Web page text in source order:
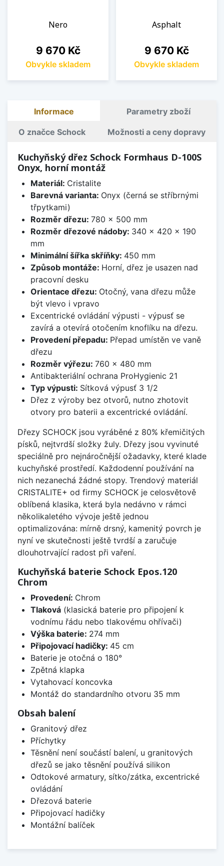
Nero
Cena
9 670 Kč
Obvykle skladem
Asphalt
Cena
9 670 Kč
Obvykle skladem
Informace Parametry zboží
O značce Schock Možnosti a ceny dopravy
Kuchyňský dřez Schock Formhaus D-100S
Onyx, horní montáž
Materiál: Cristalite
Barevná varianta: Onyx (černá se stříbrnými
třpytkami)
Rozměr dřezu: 780 x 500 mm
Rozměr dřezové nádoby: 340 x 420 x 190
mm
Minimální šířka skříňky: 450 mm
Způsob montáže: Horní, dřez je usazen nad
pracovní desku
Orientace dřezu: Otočný, vana dřezu může
být vlevo i vpravo
Excentrické ovládání výpusti - výpusť se
zavírá a otevírá otočením knoflíku na dřezu.
Provedení přepadu: Přepad umístěn ve vaně
dřezu
Rozměr výřezu: 760 x 480 mm
Antibakteriální ochrana ProHygienic 21
Typ výpusti: Sítková výpusť 3 1/2
Dřez z výroby bez otvorů, nutno zhotovit
otvory pro baterii a excentrické ovládání.
Dřezy SCHOCK jsou vyráběné z 80% křemičitých
písků, nejtvrdší složky žuly. Dřezy jsou vyvinuté
speciálně pro nejnáročnější ožadavky, které klade
kuchyňské prostředí. Každodenní používání na
nich nezanechá žádné stopy. Trendový materiál
CRISTALITE+ od firmy SCHOCK je celosvětově
oblíbená klasika, která byla nedávno v rámci
několikaletého vývoje ještě jednou
optimalizována: mírně drsný, kamenitý povrch je
nyní ve skutečnosti ještě tvrdší a zaručuje
dlouhotrvající radost při vaření.
Kuchyňská baterie Schock Epos.120
Chrom
Provedení: Chrom
Tlaková(klasická baterie pro připojení k
vodnímu řádu nebo tlakovému ohřívači)
Výška baterie: 274 mm
Připojovací hadičky: 45 cm
Baterie je otočná o 180°
Zpětná klapka
Vytahovací koncovka
Montáž do standardního otvoru 35 mm
Obsah balení
Granitový dřez
Příchytky
Těsnění není součástí balení, u granitových
dřezů se jako těsnění používá silikon
Odtokové armatury, sítko/zátka, excentrické
ovládání
Dřezová baterie
Připojovací hadičky
Montážní balíček